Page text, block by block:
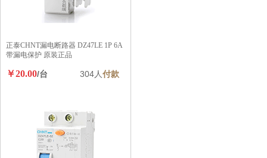
正泰CHNT漏电断路器 DZ47LE 1P 6A
带漏电保护 原装正品
￥20.00/台 304人付款